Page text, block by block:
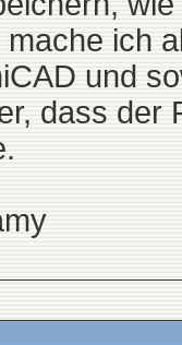
mache ich
und
dass der